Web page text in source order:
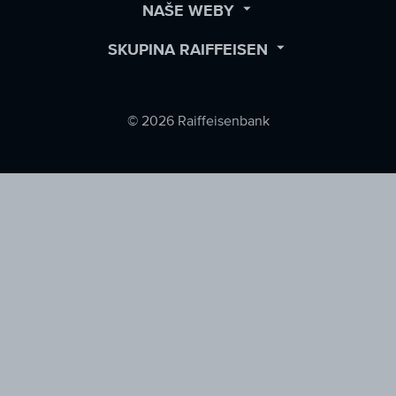
NAŠE WEBY OPEN
SKUPINA RAIFFEISEN OPEN
© 2026 Raiffeisenbank